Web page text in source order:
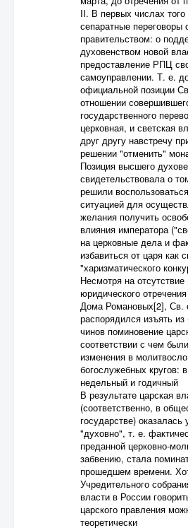
II. В первых числах
сепаратные
правительством: о
духовенством новой
предоставление РПЦ
самоуправлении. Т. е.
официальной позиции
отношении
государственного
церковная, и светская
друг другу навстречу
решении "отменить"
Позиция высшего
свидетельствовала о
решили
ситуацией для
желания получить
влияния императора
на церковные дела и
избавиться от царя как
"харизматического
Несмотря на
юридического
Дома Романовых[2], Св.
распорядился изъять
чинов поминовение
соответствии с чем
изменения в
богослужебных кругов:
недельный и годичный
В результате царская
(соответственно, в
государстве) оказалась
"духовно", т. е.
преданной церковно-
забвению, стала
прошедшем времени.
Учредительного
власти в России
царского правления
теоретически